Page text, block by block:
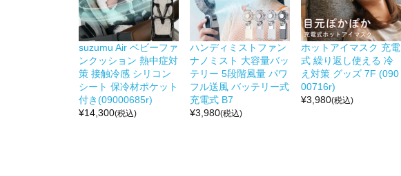
suzumu Air ベビーファ
ンクッション 熱中症対
策 接触冷感 シリコン
シート 保冷材ポケット
付き(09000685r)
¥14,300(税込)
ハンディミストファン
ナノミスト 大容量バッ
テリー 5段階風量 パワ
フル送風 バッテリー式
充電式 B7
¥3,980(税込)
ホットアイマスク 充電
式 繰り返し使える 冷
え対策 グッズ 7F (090
00716r)
¥3,980(税込)